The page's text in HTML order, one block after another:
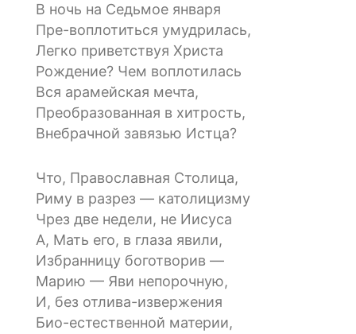
В ночь на Седьмое января
Пре-воплотиться умудрилась,
Легко приветствуя Христа
Рождение? Чем воплотилась
Вся арамейская мечта,
Преобразованная в хитрость,
Внебрачной завязью Истца?
Что, Православная Столица,
Риму в разрез — католицизму
Чрез две недели, не Иисуса
А, Мать его, в глаза явили,
Избранницу боготворив —
Марию — Яви непорочную,
И, без отлива-извержения
Био-естественной материи,